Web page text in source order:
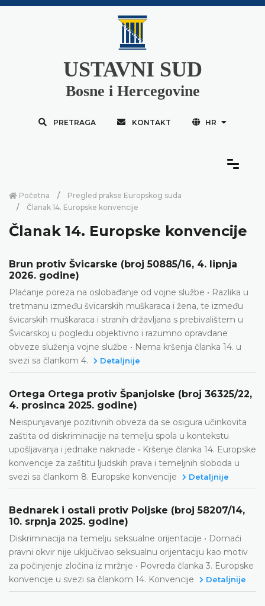
USTAVNI SUD
Bosne i Hercegovine
PRETRAGA KONTAKT HR
Početna
Pregled prakse Europskog suda
Članak 14. Europske konvencije
Članak 14. Europske konvencije
Brun protiv Švicarske (broj 50885/16, 4. lipnja
2026. godine)
Plaćanje poreza na oslobađanje od vojne službe • Razlika u
tretmanu između švicarskih muškaraca i žena, te između
švicarskih muškaraca i stranih državljana s prebivalištem u
Švicarskoj u pogledu objektivno i razumno opravdane
obveze služenja vojne službe • Nema kršenja članka 14. u
svezi sa člankom 4.
Detaljnije
Ortega Ortega protiv Španjolske (broj 36325/22,
4. prosinca 2025. godine)
Neispunjavanje pozitivnih obveza da se osigura učinkovita
zaštita od diskriminacije na temelju spola u kontekstu
upošljavanja i jednake naknade • Kršenje članka 14. Europske
konvencije za zaštitu ljudskih prava i temeljnih sloboda u
svezi sa člankom 8. Europske konvencije
Detaljnije
Bednarek i ostali protiv Poljske (broj 58207/14,
10. srpnja 2025. godine)
Diskriminacija na temelju seksualne orijentacije • Domaći
pravni okvir nije uključivao seksualnu orijentaciju kao motiv
za počinjenje zločina iz mržnje • Povreda članka 3. Europske
konvencije u svezi sa člankom 14. Konvencije
Detaljnije